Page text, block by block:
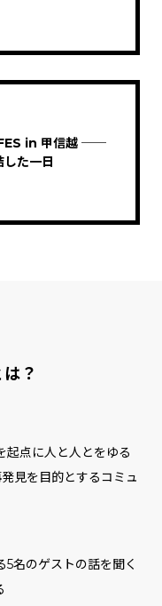
in 甲信越 ──
た一日
？
起点に人と人とをゆる
見を目的とするコミュ
名のゲストの話を聞く